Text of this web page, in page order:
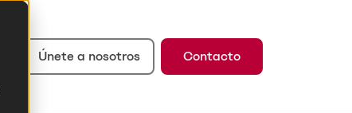
Únete a nosotros Contacto